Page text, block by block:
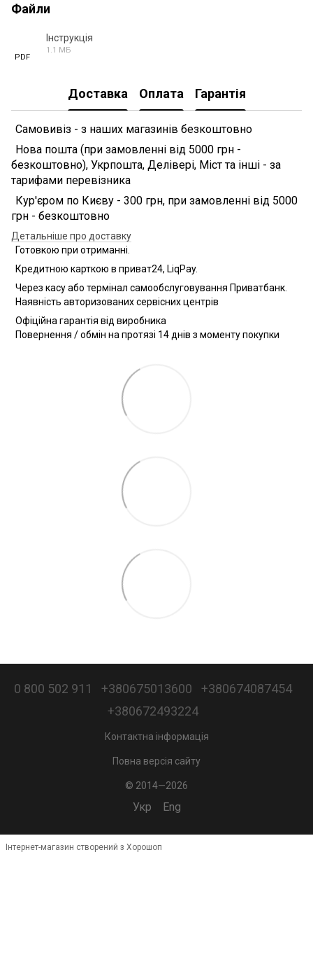
Файли
PDF
Інструкція
1.1 МБ
Доставка Оплата Гарантія
Самовивіз - з наших магазинів безкоштовно
Нова пошта (при замовленні від 5000 грн -
безкоштовно), Укрпошта, Делівері, Міст та інші - за
тарифами перевізника
Кур'єром по Києву - 300 грн, при замовленні від 5000
грн - безкоштовно
Детальніше про доставку
Готовкою при отриманні.
Кредитною карткою в приват24, LiqPay.
Через касу або термінал самообслуговування Приватбанк.
Наявність авторизованих сервісних центрів
Офіційна гарантія від виробника
Повернення / обмін на протязі 14 днів з моменту покупки
0 800 502 911 +380675013600
+380674087454
+380672493224
Контактна інформація
Повна версія сайту
© 2014—2026
Укр Eng
Інтернет-магазин створений з Хорошоп